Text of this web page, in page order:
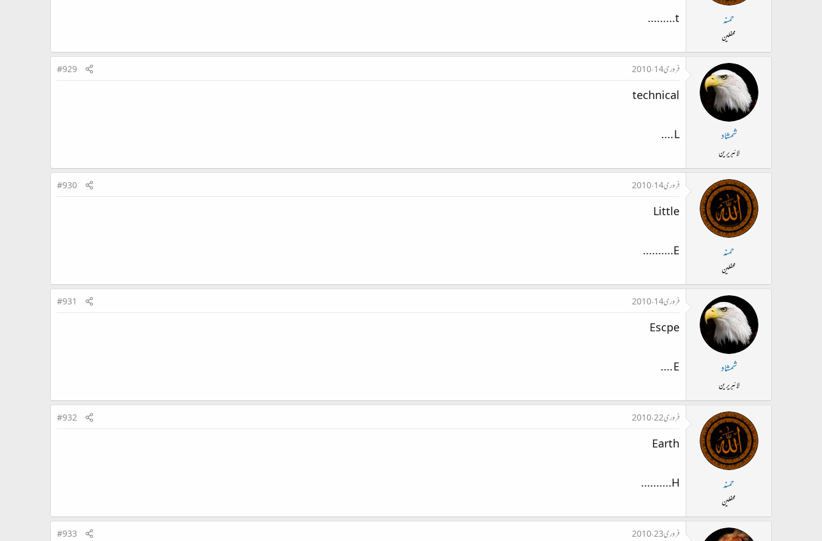
حمنہ
محفلین
t.........
شمشاد
لائبریرین
فروری 14، 2010 #929
technical
L ....
حمنہ
محفلین
فروری 14، 2010 #930
Little
E..........
شمشاد
لائبریرین
فروری 14، 2010 #931
Escpe
E ....
حمنہ
محفلین
فروری 22، 2010 #932
Earth
H..........
فروری 23، 2010 #933